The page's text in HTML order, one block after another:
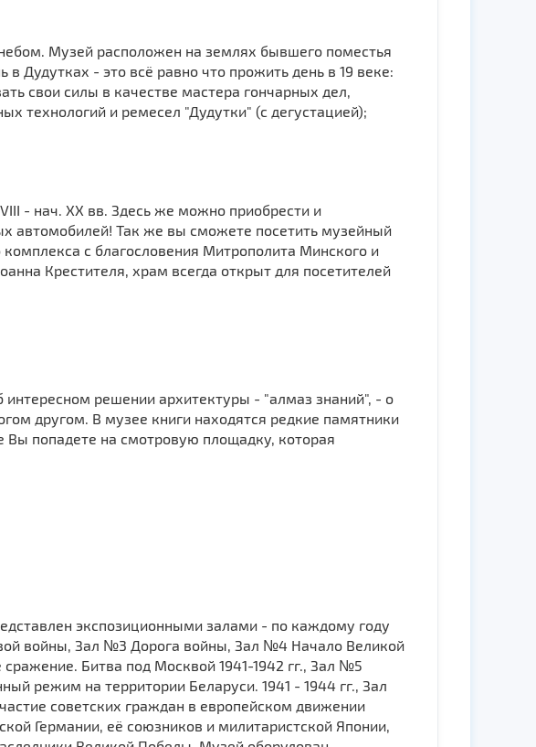
Музей расположен на землях бывшего поместья
Дудутках - это всё равно что прожить день в 19 веке:
свои силы в качестве мастера гончарных дел,
технологий и ремесел "Дудутки" (с дегустацией);
- нач. XX вв. Здесь же можно приобрести и
автомобилей! Так же вы сможете посетить музейный
с благословения Митрополита Минского и
Крестителя, храм всегда открыт для посетителей
решении архитектуры - "алмаз знаний", - о
другом. В музее книги находятся редкие памятники
Вы попадете на смотровую площадку, которая
экспозиционными залами - по каждому году
войны, Зал №3 Дорога войны, Зал №4 Начало Великой
Битва под Москвой 1941-1942 гг., Зал №5
режим на территории Беларуси. 1941 - 1944 гг., Зал
советских граждан в европейском движении
Германии, её союзников и милитаристской Японии,